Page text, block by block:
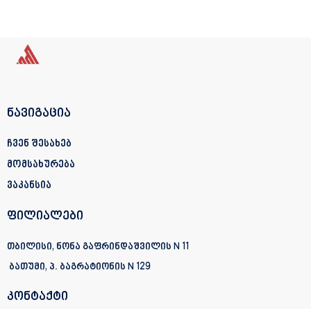
ნავიგაცია
ჩვენ შესახებ
მომსახურება
ვაკანსია
ფილიალები
თბილისი, ნონა გაფრინდაშვილის N 11
ბათუმი, პ. ბაგრატიონის N 129
კონტაქტი